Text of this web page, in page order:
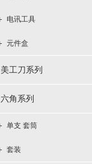
电讯工具
元件盒
美工刀系列
六角系列
单支 套筒
套装